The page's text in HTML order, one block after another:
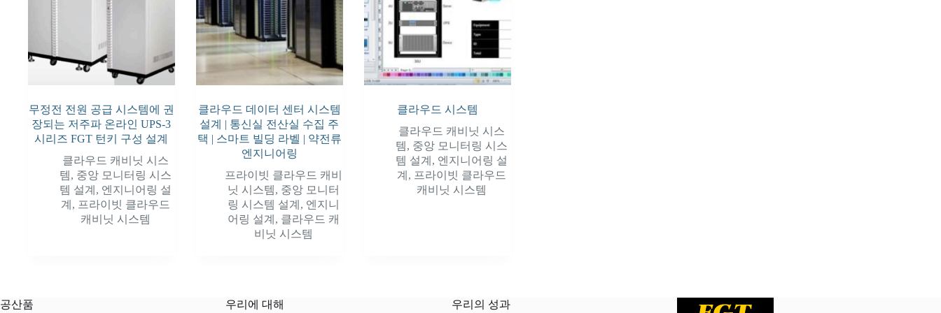
무정전 전원 공급 시스템에 권
장되는 저주파 온라인 UPS-3
시리즈 FGT 턴키 구성 설계
클라우드 캐비닛 시스
템, 중앙 모니터링 시스
템 설계 , 엔지니어링 설
계 , 프라이빗 클라우드
캐비닛 시스템
클라우드 데이터 센터 시스템
설계 | 통신실 전산실 수집 주
택 | 스마트 빌딩 라벨 | 약전류
엔지니어링
프라이빗 클라우드 캐비
닛 시스템, 중앙 모니터
링 시스템 설계 , 엔지니
어링 설계 , 클라우드 캐
비닛 시스템
클라우드 시스템
클라우드 캐비닛 시스
템, 중앙 모니터링 시스
템 설계 , 엔지니어링 설
계 , 프라이빗 클라우드
캐비닛 시스템
공산품 우리에 대해 우리의 성과